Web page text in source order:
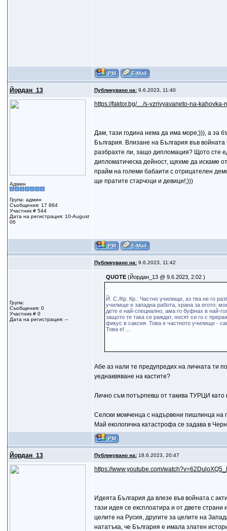
Йордан_13 Публикувано на:9.6.2023, 11:40
Админ
Група: админ
Съобщения: 17 864
Участник # 544
Дата на регистрация: 10-August
06
https://faktor.bg/…/s-vzrivyavaneto-na-
Дам, тази година нема да има море;))), а за
България. Влизане на България във
разбрахте ли, защо дипломация? Щото сте
дипломатическа дейност, щяхме да искаме
прайм на големи бабаити с отрицателен
ще пратите старчоци и девици!;)))
Публикувано на:9.6.2023, 11:42
Група:
Съобщения: 0
Участник # 0
Дата на регистрация: --
QUOTE (Йордан_13 @ 9.6.2023, 2:02 )
Й. С./Кр. Кр.: Частно училище, аз тва не го
училище е западна работа, храна за егото:
дете е най-специално, ама го буфнах в най-
защото те така се раждат, носят си го с
фикус в саксия. Това е частното училище -
Това е! ...
Абе аз нали те предупредих на личната ти
уеднаквяване на кастите?
Лично съм потърпевш от такива ТУРЦИ като
Селски момченца с надървени пишлинца на
Май екологична катастрофа се задава в
Йордан_13 Публикувано на:18.6.2023, 20:47
https://www.youtube.com/
Идеята България да влезе във войната с
тази идея се експлоатира и от двете
целите на Русия, другите за целите на
нататъка, че България е имала златен